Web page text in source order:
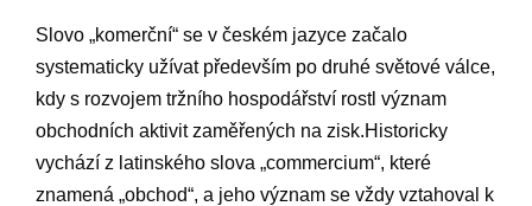
Slovo⁢ „komerční“ ​se⁣ v českém jazyce začalo
systematicky ⁢užívat především po druhé světové válce,
kdy ⁢s rozvojem⁤ tržního hospodářství rostl význam
obchodních aktivit zaměřených ⁢na zisk.Historicky
vychází z latinského slova „commercium“, které
znamená „obchod“, ​a jeho význam se vždy vztahoval k